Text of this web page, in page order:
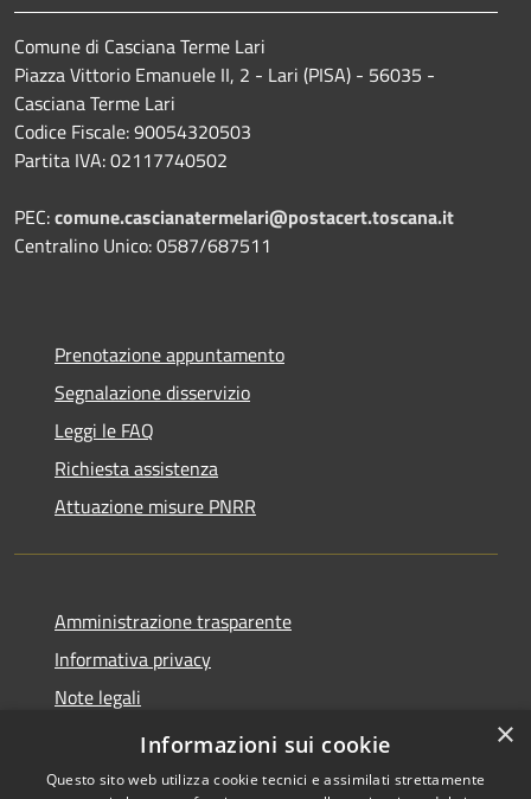
Comune di Casciana Terme Lari
Piazza Vittorio Emanuele II, 2 - Lari (PISA) - 56035 -
Casciana Terme Lari
Codice Fiscale: 90054320503
Partita IVA: 02117740502
PEC:comune.cascianatermelari@postacert.toscana.it
Centralino Unico: 0587/687511
Prenotazione appuntamento
Segnalazione disservizio
Leggi le FAQ
Richiesta assistenza
Attuazione misure PNRR
Amministrazione trasparente
Informativa privacy
Note legali
Dichiarazione di accessibilità
×
Informazioni sui cookie
Questo sito web utilizza cookie tecnici e assimilati strettamente